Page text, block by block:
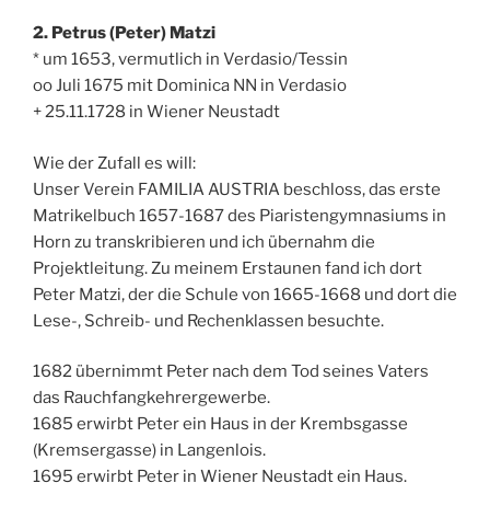
2. Petrus (Peter) Matzi
* um 1653, vermutlich in Verdasio/Tessin
oo Juli 1675 mit Dominica NN in Verdasio
+ 25.11.1728 in Wiener Neustadt
Wie der Zufall es will:
Unser Verein FAMILIA AUSTRIA beschloss, das erste
Matrikelbuch 1657-1687 des Piaristengymnasiums in
Horn zu transkribieren und ich übernahm die
Projektleitung. Zu meinem Erstaunen fand ich dort
Peter Matzi, der die Schule von 1665-1668 und dort die
Lese-, Schreib- und Rechenklassen besuchte.
1682 übernimmt Peter nach dem Tod seines Vaters
das Rauchfangkehrergewerbe.
1685 erwirbt Peter ein Haus in der Krembsgasse
(Kremsergasse) in Langenlois.
1695 erwirbt Peter in Wiener Neustadt ein Haus.